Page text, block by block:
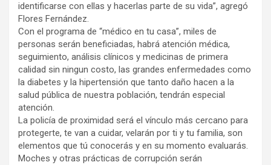
identificarse con ellas y hacerlas parte de su vida”, agregó
Flores Fernández.
Con el programa de “médico en tu casa”, miles de
personas serán beneficiadas, habrá atención médica,
seguimiento, análisis clínicos y medicinas de primera
calidad sin ningun costo, las grandes enfermedades como
la diabetes y la hipertensión que tanto daño hacen a la
salud pública de nuestra población, tendrán especial
atención.
La policía de proximidad será el vínculo más cercano para
protegerte, te van a cuidar, velarán por ti y tu familia, son
elementos que tú conocerás y en su momento evaluarás.
Moches y otras prácticas de corrupción serán